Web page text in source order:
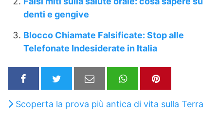
denti e gengive
Blocco Chiamate Falsificate: Stop alle
Telefonate Indesiderate in Italia
Scoperta la prova più antica di vita sulla Terra